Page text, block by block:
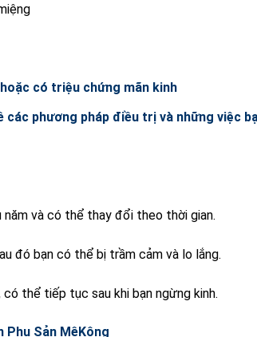
có triệu chứng mãn kinh
phương pháp điều trị và những việc
và có thể thay đổi theo thời gian.
đó bạn có thể bị trầm cảm và lo lắng.
thể tiếp tục sau khi bạn ngừng kinh.
Phụ Sản MêKông